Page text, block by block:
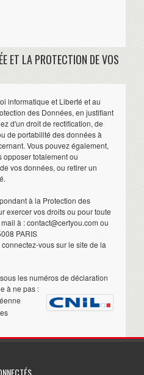
ET LA PROTECTION DE VOS
informatique et Liberté et au
des Données, en justifiant
d'un droit de rectification, de
de portabilité des données à
Vous pouvez également,
opposer totalement ou
vos données, ou retirer un
à la Protection des
exercer vos droits ou pour toute
à : contact@certyou.com ou
PARIS
vous sur le site de la
sous les numéros de déclaration
à ne pas :